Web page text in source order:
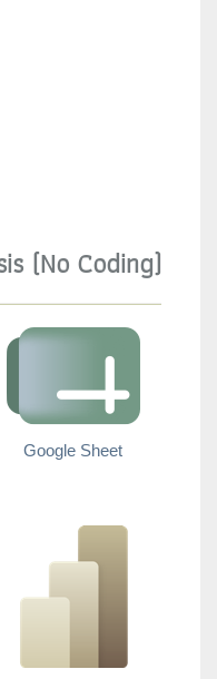
(No Coding)
Google Sheet